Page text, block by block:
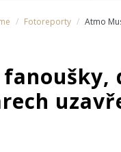
Fotoreporty Atmo